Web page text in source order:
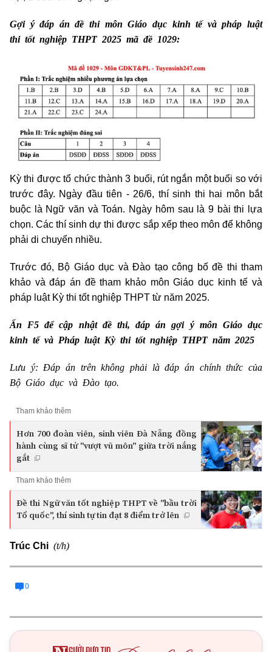
Gợi ý đáp án đề thi môn Giáo dục kinh tế và pháp luật
thi tốt nghiệp THPT 2025 mã đề 1029:
Kỳ thi được tổ chức thành 3 buổi, rút ngắn một buổi so với
trước đây. Ngày đầu tiên - 26/6, thí sinh thi hai môn bắt
buộc là Ngữ văn và Toán. Ngày hôm sau là 9 bài thi lựa
chọn. Các thí sinh dự thi được sắp xếp theo môn để không
phải di chuyển nhiều.
Trước đó, Bộ Giáo dục và Đào tạo công bố đề thi tham
khảo và đáp án đề tham khảo môn Giáo dục kinh tế và
pháp luật Kỳ thi tốt nghiệp THPT từ năm 2025.
Ấn F5 để cập nhật đề thi, đáp án gợi ý môn Giáo dục
kinh tế và Pháp luật Kỳ thi tốt nghiệp THPT năm 2025
Lưu ý: Đáp án trên không phải là đáp án chính thức của
Bộ Giáo dục và Đào tạo.
Tham khảo thêm
Hơn 700 đoàn viên, sinh viên Đà Nẵng đồng
hành cùng sĩ tử "vượt vũ môn" giữa trời nắng
gắt
Tham khảo thêm
Đề thi Ngữ văn tốt nghiệp THPT về "bầu trời
Tổ quốc", thí sinh tự tin đạt 8 điểm trở lên
Trúc Chi (t/h)
0